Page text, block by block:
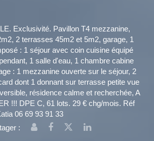
Exclusivité. Pavillon T4 mezzanine,
2 terrasses 45m2 et 5m2, garage, 1
: 1 séjour avec coin cuisine équipé
1 salle d'eau, 1 chambre cabine
: 1 mezzanine ouverte sur le séjour, 2
dont 1 donnant sur terrasse petite vue
résidence calme et recherchée, A
!!! DPE C, 61 lots. 29 € chg/mois. Réf
06 69 93 91 33
: